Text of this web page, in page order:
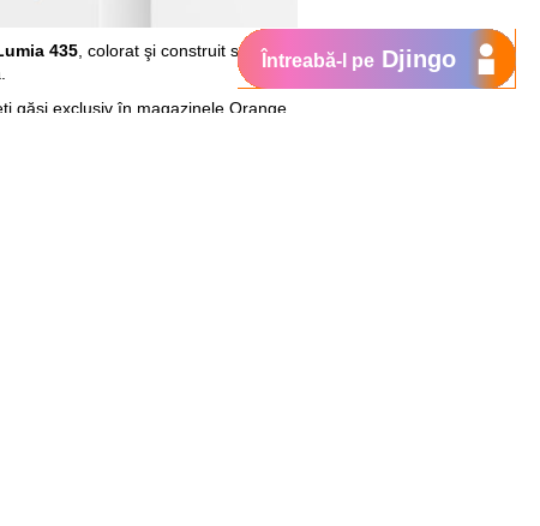
435 , colorat şi construit să
găsi exclusiv în magazinele Orange
Întreabă-l pe Djingo